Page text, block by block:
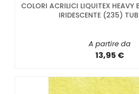
COLORI ACRILICI LIQUITEX HEAVY
IRIDESCENTE (235)
A partire da
13,95 €